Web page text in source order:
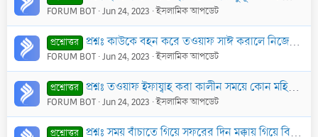
FORUM BOT Jun 24, 2023 ইসলামিক আপডেট
প্রশ্নোত্তর প্রশ্নঃ কাউকে বহন করে তওয়াফ সাঈ করালে নিজের তওয়াফও কি যথেষ্ট হবে?
FORUM BOT Jun 24, 2023 ইসলামিক আপডেট
প্রশ্নোত্তর প্রশ্নঃ তওয়াফ ইফায্বাহ করা কালীন সময়ে কোন মহিলার মাসিক শুরু হলে কি করবে? অভিভাবককে লজ্জায় বলতে না পেরে কেউ যদি সেই অবস্থাতেই তওয়াফ-আদি সেরে বাড়ী ফিরে
FORUM BOT Jun 24, 2023 ইসলামিক আপডেট
প্রশ্নোত্তর প্রশ্নঃ সময় বাঁচাতে গিয়ে সফরের দিন মক্কায় গিয়ে বিদায়ী তওয়াফ করে পুনরায় মিনায় এসে কাঁকর মেরে বাড়ী ফেরা যায় কি?